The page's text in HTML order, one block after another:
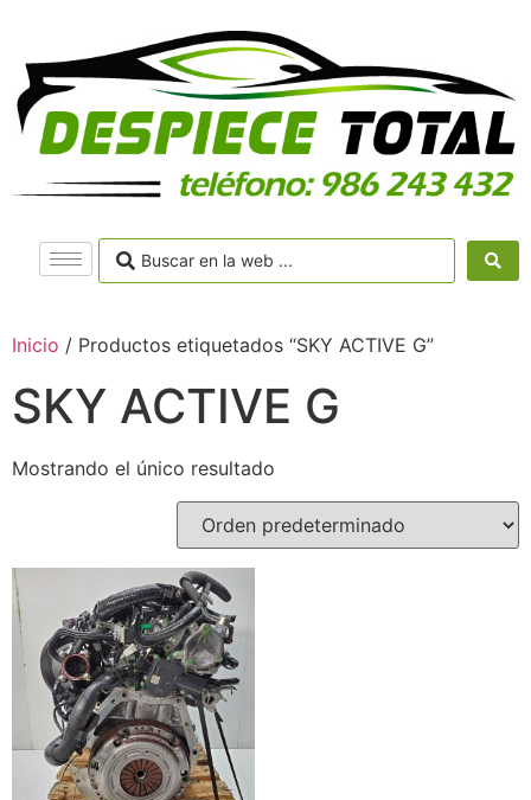
Inicio / Productos etiquetados “SKY ACTIVE G”
SKY ACTIVE G
Mostrando el único resultado